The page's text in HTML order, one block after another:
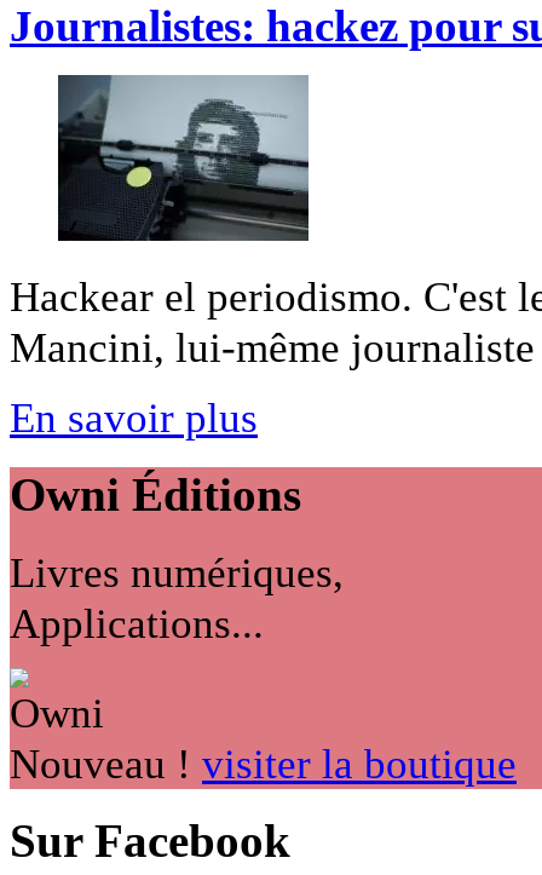
Journalistes: hackez pour
Hackear el periodismo. C'est
Mancini, lui-même
En savoir plus
Owni Éditions
Livres numériques,
Applications...
Nouveau ! visiter la boutique
Sur Facebook